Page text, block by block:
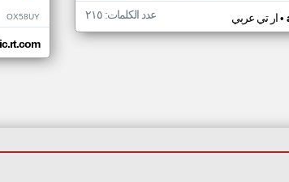
ار تي عربي• عدد الكلمات: ٢١٥ OX58UY